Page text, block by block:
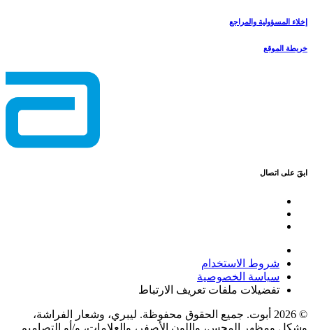
إخلاء المسؤولية والمراجع
خريطة الموقع
ابقَ على اتصال
شروط الاستخدام
سياسة الخصوصية
تفضيلات ملفات تعريف الارتباط
© 2026 أبوت. جميع الحقوق محفوظة. ليبري، وشعار الفراشة،